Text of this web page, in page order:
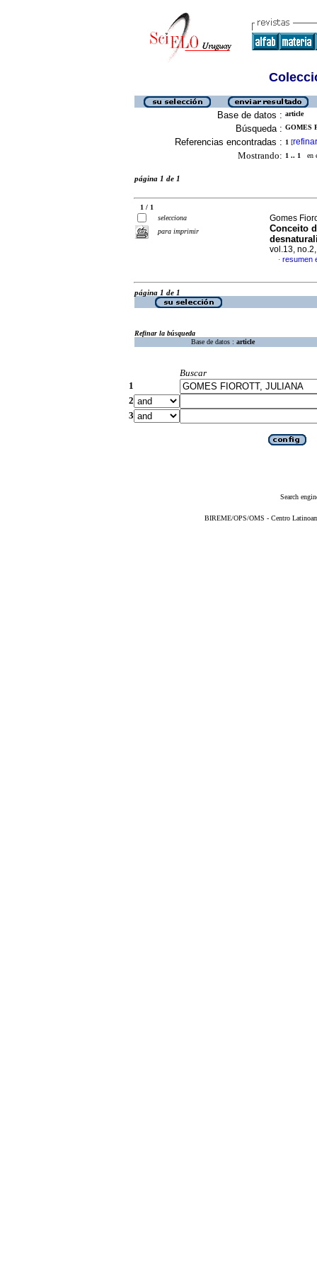
Base de datos : article
Búsqueda : GOMES
Referencias encontradas : 1 [refinar
Mostrando: 1 .. 1 en
página 1 de 1
1 / 1
selecciona
para imprimir
Gomes
Conceito
vol.13,
· resumen
página 1 de 1
Refinar la búsqueda
Base de datos : article
Buscar
1
2
3
Search
BIREME/OPS/OMS - Centro